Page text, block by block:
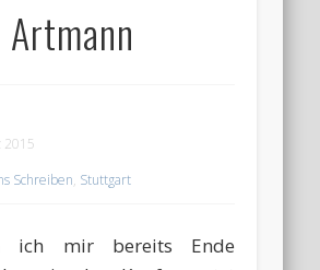
2015
Schreiben, Stuttgart
ich mir bereits Ende